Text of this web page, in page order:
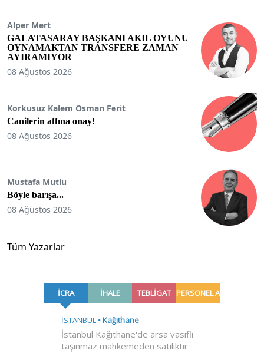
Alper Mert
GALATASARAY BAŞKANI AKIL OYUNU
OYNAMAKTAN TRANSFERE ZAMAN
AYIRAMIYOR
08 Ağustos 2026
Korkusuz Kalem Osman Ferit
Canilerin affına onay!
08 Ağustos 2026
Mustafa Mutlu
Böyle barışa...
08 Ağustos 2026
Tüm Yazarlar